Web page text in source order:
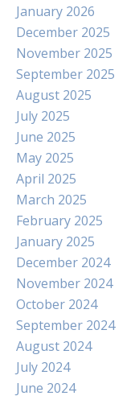
January 2026
December 2025
November 2025
September 2025
August 2025
July 2025
June 2025
May 2025
April 2025
March 2025
February 2025
January 2025
December 2024
November 2024
October 2024
September 2024
August 2024
July 2024
June 2024